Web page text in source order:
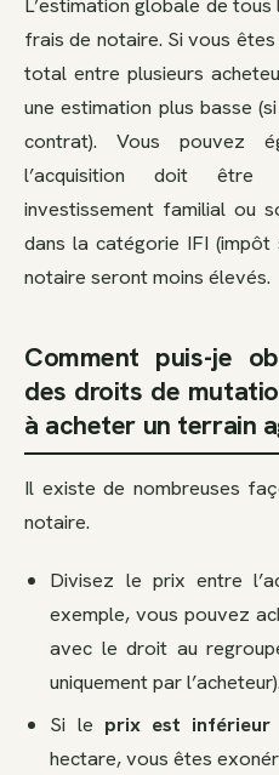
frais de notaire. Si vous
total entre plusieurs
une estimation plus basse
contrat). Vous pouvez
l’acquisition doit être
investissement familial ou
dans la catégorie IFI
notaire seront moins élevés.
Comment puis-je
des droits de
à acheter un terrain
Il existe de nombreuses
notaire.
Divisez le prix entre
exemple, vous pouvez
avec le droit au
uniquement par l’acheteur).
Si le prix est inférieur
hectare, vous êtes